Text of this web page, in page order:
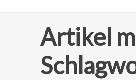
Artikel